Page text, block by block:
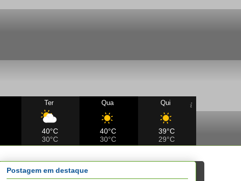
Ter
40°C
30°C
Qua
40°C
30°C
Qui
39°C
29°C
Postagem em destaque